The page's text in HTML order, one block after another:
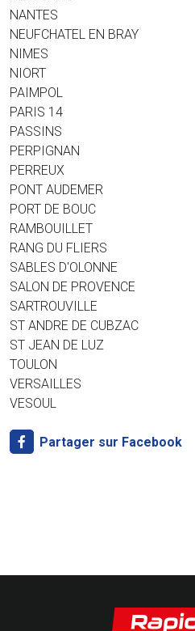
NANTES
NEUFCHATEL EN BRAY
NIMES
NIORT
PAIMPOL
PARIS 14
PASSINS
PERPIGNAN
PERREUX
PONT AUDEMER
PORT DE BOUC
RAMBOUILLET
RANG DU FLIERS
SABLES D'OLONNE
SALON DE PROVENCE
SARTROUVILLE
ST ANDRE DE CUBZAC
ST JEAN DE LUZ
TOULON
VERSAILLES
VESOUL
Partager sur Facebook